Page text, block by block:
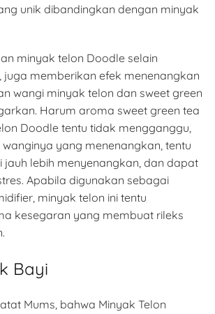
unik dibandingkan dengan minyak
minyak telon Doodle selain
juga memberikan efek menenangkan
wangi minyak telon dan sweet green
Harum aroma sweet green tea
Doodle tentu tidak mengganggu,
wanginya yang menenangkan, tentu
jauh lebih menyenangkan, dan dapat
Apabila digunakan sebagai
minyak telon ini tentu
kesegaran yang membuat rileks
Bayi
Mums, bahwa Minyak Telon